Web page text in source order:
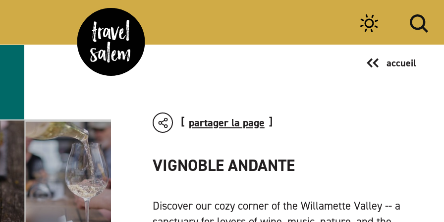
accueil
partager la page
VIGNOBLE ANDANTE
Discover our cozy corner of the Willamette Valley -- a